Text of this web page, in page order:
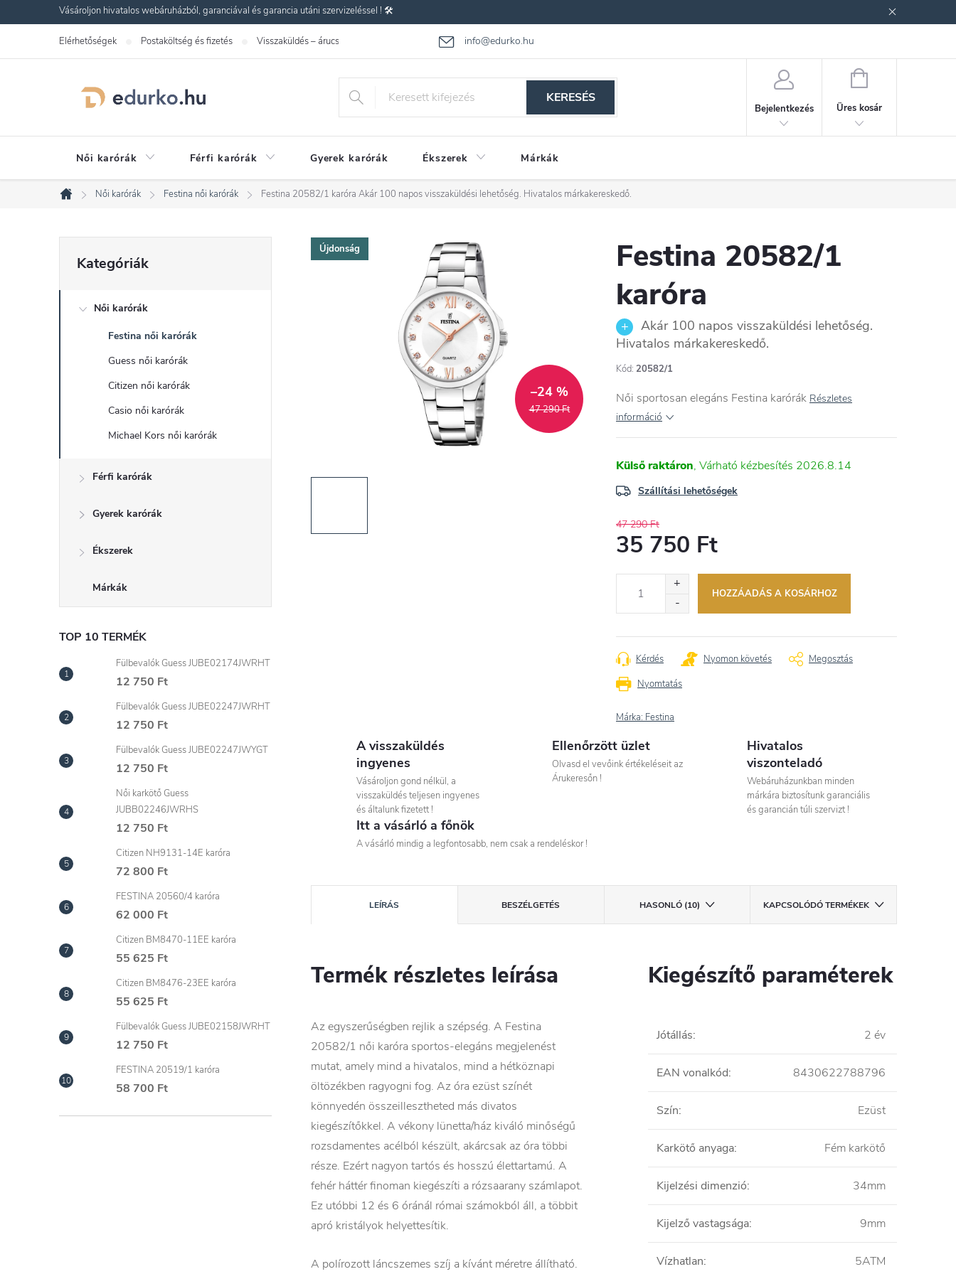
a
Vásároljon hivatalos webáruházból, garanciával és garancia utáni szervizeléssel ! 🛠️
info@edurko.hu
Elérhetőségek Postaköltség és fizetés Visszaküldés – árucsere Gyakran ismételt kérdések
KERESÉS
Bejelentkezés
KOSÁR
Üres kosár
Női karórák Férfi karórák Gyerek karórák Ékszerek Márkák
Kezdőlap
Női karórák Festina női karórák Festina 20582/1 karóra Akár 100 napos visszaküldési lehetőség. Hivatalos márkakereskedő.
O
l
ó
e
l
átugrása
Kategóriák
Női karórák
Festina női karórák
Guess női karórák
Citizen női karórák
Casio női karórák
Michael Kors női karórák
Férfi karórák
Gyerek karórák
Ékszerek
Márkák
TOP 10 TERMÉK
Fülbevalók Guess JUBE02174JWRHT
12 750 Ft
Fülbevalók Guess JUBE02247JWRHT
12 750 Ft
Fülbevalók Guess JUBE02247JWYGT
12 750 Ft
Női karkötő Guess
JUBB02246JWRHS
12 750 Ft
Citizen NH9131-14E karóra
72 800 Ft
FESTINA 20560/4 karóra
62 000 Ft
Citizen BM8470-11EE karóra
55 625 Ft
Citizen BM8476-23EE karóra
55 625 Ft
Fülbevalók Guess JUBE02158JWRHT
12 750 Ft
FESTINA 20519/1 karóra
58 700 Ft
Újdonság
47 290 Ft
–24 %
Festina 20582/1
karóra
Akár 100 napos visszaküldési lehetőség.
Hivatalos márkakereskedő.
Kód: 20582/1
Női sportosan elegáns Festina karórák Részletes
információ
Külső raktáron 2026.8.14
Szállítási lehetőségek
47 290 Ft
35 750 Ft
HOZZÁADÁS A KOSÁRHOZ
Nyomtatás
Kérdés Nyomon követés Megosztás
Márka: Festina
A visszaküldés
ingyenes
Vásároljon gond nélkül, a
visszaküldés teljesen ingyenes
és általunk fizetett !
Ellenőrzött üzlet
Olvasd el vevőink értékeléseit az
Árukeresőn !
Hivatalos
viszonteladó
Webáruházunkban minden
márkára biztosítunk garanciális
és garancián túli szervizt !
Itt a vásárló a főnök
A vásárló mindig a legfontosabb, nem csak a rendeléskor !
LEÍRÁS BESZÉLGETÉS HASONLÓ (10) KAPCSOLÓDÓ TERMÉKEK
Termék részletes leírása
Az egyszerűségben rejlik a szépség. A Festina
20582/1 női karóra sportos-elegáns megjelenést
mutat, amely mind a hivatalos, mind a hétköznapi
öltözékben ragyogni fog. Az óra ezüst színét
könnyedén összeillesztheted más divatos
kiegészítőkkel. A vékony lünetta/ház kiváló minőségű
rozsdamentes acélból készült, akárcsak az óra többi
része. Ezért nagyon tartós és hosszú élettartamú. A
fehér háttér finoman kiegészíti a rózsaarany számlapot.
Ez utóbbi 12 és 6 óránál római számokból áll, a többit
apró kristályok helyettesítik.
A polírozott láncszemes szíj a kívánt méretre állítható.
Kiegészítő paraméterek
Jótállás: 2 év
EAN vonalkód: 8430622788796
Szín: Ezüst
Karkötő anyaga: Fém karkötő
Kijelzési dimenzió: 34mm
Kijelző vastagsága: 9mm
Vízhatlan: 5ATM